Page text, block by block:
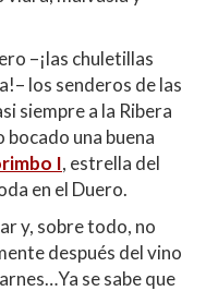
–¡las chuletillas
los senderos de las
siempre a la Ribera
una buena
I, estrella del
en el Duero.
y, sobre todo, no
después del vino
se sabe que